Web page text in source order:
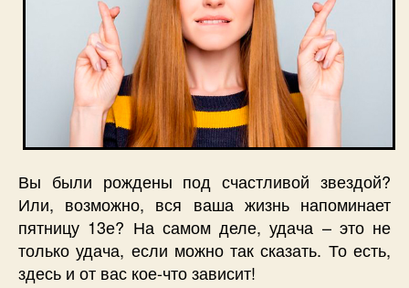
Вы были рождены под счастливой звездой?
Или, возможно, вся ваша жизнь напоминает
пятницу 13е? На самом деле, удача – это не
только удача, если можно так сказать. То есть,
здесь и от вас кое-что зависит!